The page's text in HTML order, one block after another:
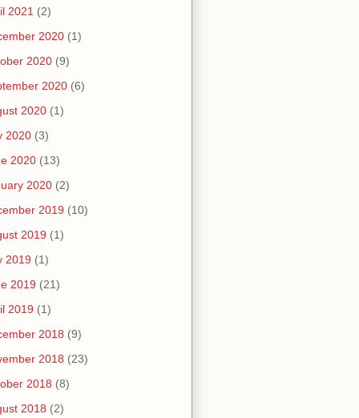
2021 (2)
2020 (1)
2020 (9)
2020 (6)
2020 (1)
2020 (3)
2020 (13)
2020 (2)
2019 (10)
2019 (1)
2019 (1)
2019 (21)
2019 (1)
2018 (9)
2018 (23)
2018 (8)
2018 (2)